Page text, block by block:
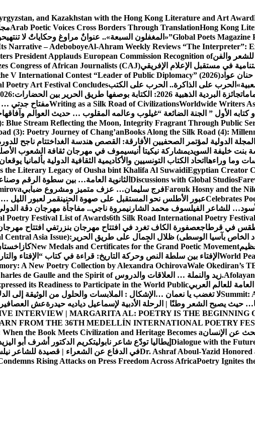
and Kazakhstan with the Hong Kong Literature and Art Award
Arab Poetic Voices Cross Borders Through TranslationHong Kong
Global Poets Magazine «المغفلون السبعة».. عنوانٌ مراوغ وحكاياتٌ لا تنتهي
Narrative – AdeboboyeAl-Ahram Weekly Reviews “The Interpreter”:
والفنPresident Applauds European Commission Recognition of
Congress of African Journalists (CAJ)
عوادV International Contest “Leader of Public Diplomacy” (2026)
الحرب على الذاكرة.. الحرب على الكتبPoetry Art Festival Concludes
جائزة البردية الذهبية 2026: الكتابة بوصفها طريق الحرير بين الحضارات
Writing as a Silk Road of CivilizationsWorldwide Writers مفتاح جدتي …
الأول ” الجنة الضائعة “غيلوب وعالمه المقلوب … حديث العوالم وآفاقها
Blue Stream Reflecting the Moon, Integrity Fragrant Through Public
(3): Poetry Journey of Chang’anBooks Along the Silk Road (4):
الدولية لمؤتمر الصحفيين الأفارقة: القصص هندسة الغد اختتام ناجح
بنت خليفة السويديمشاركة نيكيتا أنيسيموف في مهرجان ثقافة الشعوب
وما وراءها اتحاد الكتاب التونسيين والأكاديمية الثقافية الدولية بألمانيا
the Literary Legacy of Ousha bint Khalifa Al SuwaidiEgyptian Creator
Discussions with Global Studios الثانوية العامة… بين سطوة الرقم
Farouk Hosny and theفرج سليمان… عزف متميز ومشروع ضبابي
Celebratesعبور الأطلس نحو المستقبل على صهوة الحنينقمر لعبور الليل
للشاعر الفيلسوف محمد الشارنيمروة ناجي.. مفاجأة مهرجان دڨة
Poetry Festival List of Awards6th Silk Road International Poetry
في قرطاجعصفورة الكاف تغرد في افتتاح مهرجان بنزرتفي افتتاح
الخاص بآسيا الوسطى) ظلال الجِمال على طريق الحرير Central Asia Issue):
New Medals and Certificates for the Grand Poetic Movement
World الإفتاء بين سلطة النص وحركة التاريخ: قراءة في كتاب “الإفتاء
A New Poetry Collection by Alexandra OchirovaWale Okediran’s
زيد والنملة … العلاقات والدروسde Gaulle and the Spirit of
للعالم العربيits Readiness to Participate in the World Public
Summit:لا تغضب يا نعمان …الإشكال : الملابسات والحلول من الوثيقة إلى
حيث يصبح الشعر وطنًا | الرحلة الأدبية لإسماعيل دياديه حيدرةعش
INTERVIEW | MARGARITA AL: POETRY IS THE BEGINNING
FROM THE 36TH MEDELLÍN INTERNATIONAL POETRY
عن الإنسانthe Book Meets Civilization and Heritage Becomes a
Dialogue with the إيطاليا تودّع شاعر نابوليتكريم الدكتور أشرف أبو
Dr. Ashraf Aboul-Yazid Honoredفي الدفاع عن الشعراء | قصيدة للشاعر
Rising Attacks on Press Freedom Across AfricaPoetry Ignites